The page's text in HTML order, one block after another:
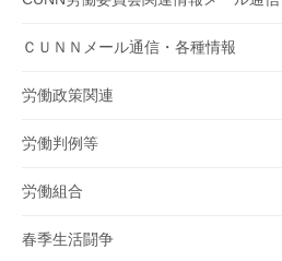
ＣＵＮＮメール通信・各種情報
労働政策関連
労働判例等
労働組合
春季生活闘争